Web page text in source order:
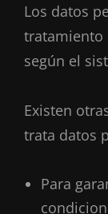
Los datos
tratamiento
según el
Existen
trata datos
Para